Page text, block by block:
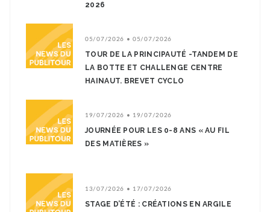
2026
05/07/2026 • 05/07/2026
TOUR DE LA PRINCIPAUTÉ -TANDEM DE
LA BOTTE ET CHALLENGE CENTRE
HAINAUT. BREVET CYCLO
19/07/2026 • 19/07/2026
JOURNÉE POUR LES 0-8 ANS « AU FIL
DES MATIÈRES »
13/07/2026 • 17/07/2026
STAGE D’ÉTÉ : CRÉATIONS EN ARGILE